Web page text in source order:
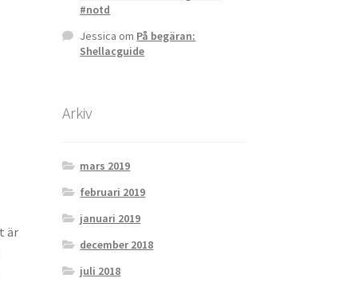
är
#notd
Jessica om På begäran:
Shellacguide
Arkiv
mars 2019
februari 2019
januari 2019
december 2018
juli 2018